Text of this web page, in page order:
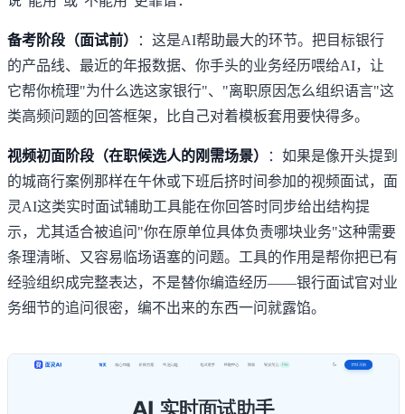
备考阶段（面试前）
：这是AI帮助最大的环节。把目标银行
的产品线、最近的年报数据、你手头的业务经历喂给AI，让
它帮你梳理"为什么选这家银行"、"离职原因怎么组织语言"这
类高频问题的回答框架，比自己对着模板套用要快得多。
视频初面阶段（在职候选人的刚需场景）
：如果是像开头提到
的城商行案例那样在午休或下班后挤时间参加的视频面试， 面
灵AI这类实时面试辅助工具能在你回答时同步给出结构提
示，尤其适合被追问"你在原单位具体负责哪块业务"这种需要
条理清晰、又容易临场语塞的问题。工具的作用是帮你把已有
经验组织成完整表达，不是替你编造经历——银行面试官对业
务细节的追问很密，编不出来的东西一问就露馅。